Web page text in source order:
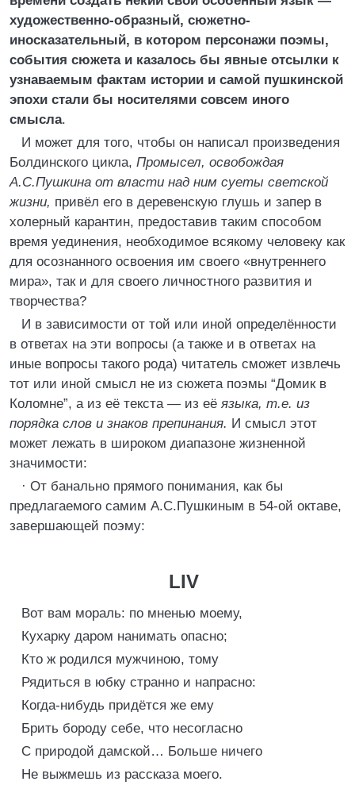
художественно-образный, сюжетно-
иносказательный, в котором персонажи поэмы,
события сюжета и казалось бы явные отсылки к
узнаваемым фактам истории и самoй пушкинской
эпохи стали бы носителями совсем иного
смысла.
И может для того, чтобы он написал произведения
Болдинского цикла, Промысел, освобождая
А.С.Пушкина от власти над ним суеты светской
жизни, привёл его в деревенскую глушь и запер в
холерный карантин, предоставив таким способом
время уединения, необходимое всякому человеку как
для осознанного освоения им своего «внутреннего
мира», так и для своего личностного развития и
творчества?
И в зависимости от той или иной определённости
в ответах на эти вопросы (а также и в ответах на
иные вопросы такого рода) читатель сможет извлечь
тот или иной смысл не из сюжета поэмы “Домик в
Коломне”, а из её текста — из её языка, т.е. из
порядка слов и знаков препинания. И смысл этот
может лежать в широком диапазоне жизненной
значимости:
· От банально прямого понимания, как бы
предлагаемого самим А.С.Пушкиным в 54-ой октаве,
завершающей поэму:
LIV
Вот вам мораль: по мненью моему,
Кухарку даром нанимать опасно;
Кто ж родился мужчиною, тому
Рядиться в юбку странно и напрасно:
Когда-нибудь придётся же ему
Брить бороду себе, что несогласно
С природой дамской… Больше ничего
Не выжмешь из рассказа моего.